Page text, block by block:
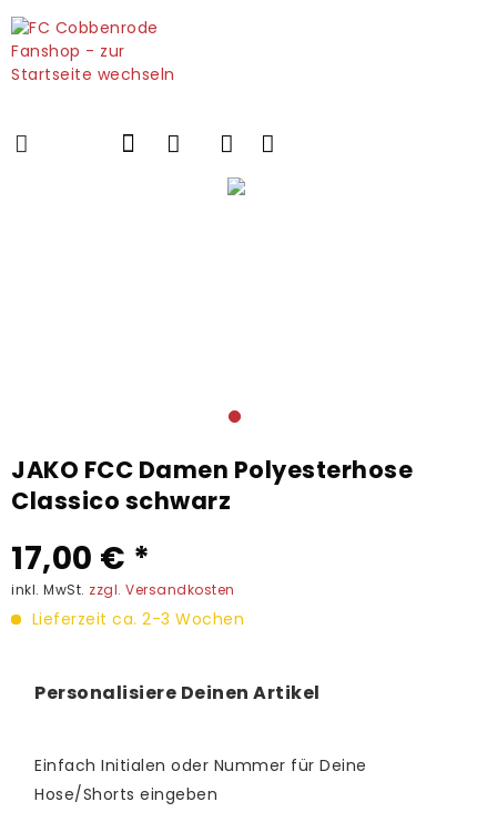
JAKO FCC Damen Polyesterhose
Classico schwarz
17,00 € *
inkl. MwSt. zzgl. Versandkosten
Lieferzeit ca. 2-3 Wochen
Personalisiere Deinen Artikel
Einfach Initialen oder Nummer für Deine
Hose/Shorts eingeben